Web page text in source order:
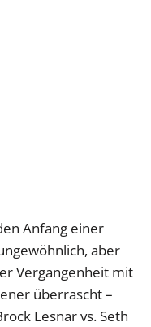
Anfang einer
aber
Vergangenheit mit
überrascht –
Lesnar vs. Seth